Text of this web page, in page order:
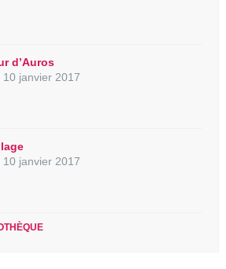
d’Auros
10 janvier 2017
10 janvier 2017